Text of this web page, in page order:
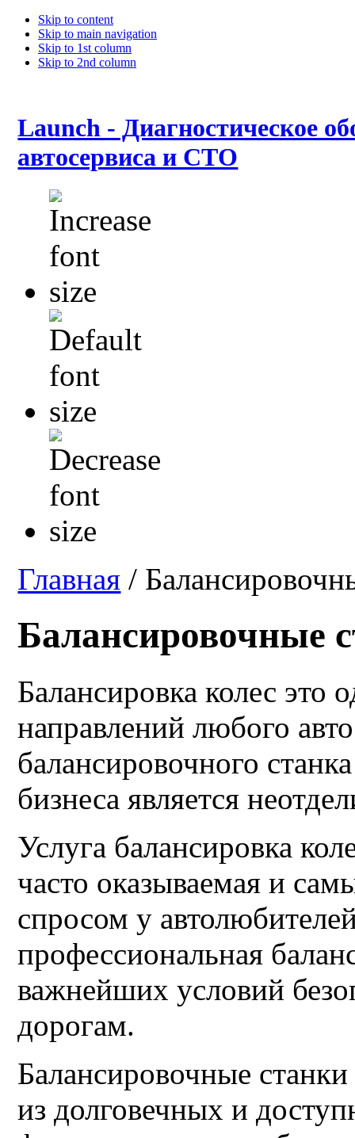
Skip to content
Skip to main navigation
Skip to 1st column
Skip to 2nd column
Launch - Диагностическое
автосервиса и СТО
Главная /
Балансировочные
Балансировка колес это
направлений любого
балансировочного
бизнеса является
Услуга балансировка
часто оказываемая и
спросом у
профессиональная
важнейших условий
дорогам.
Балансировочные
из долговечных и